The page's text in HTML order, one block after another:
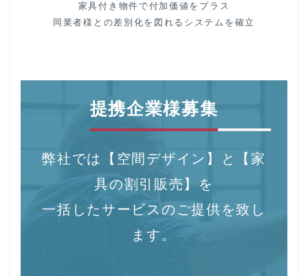
家具付き物件で付加価値をプラス
同業者様との差別化を図れるシステムを確立
提携企業様募集
弊社では【空間デザイン】と【家
具の割引販売】を
一括したサービスのご提供を致し
ます。